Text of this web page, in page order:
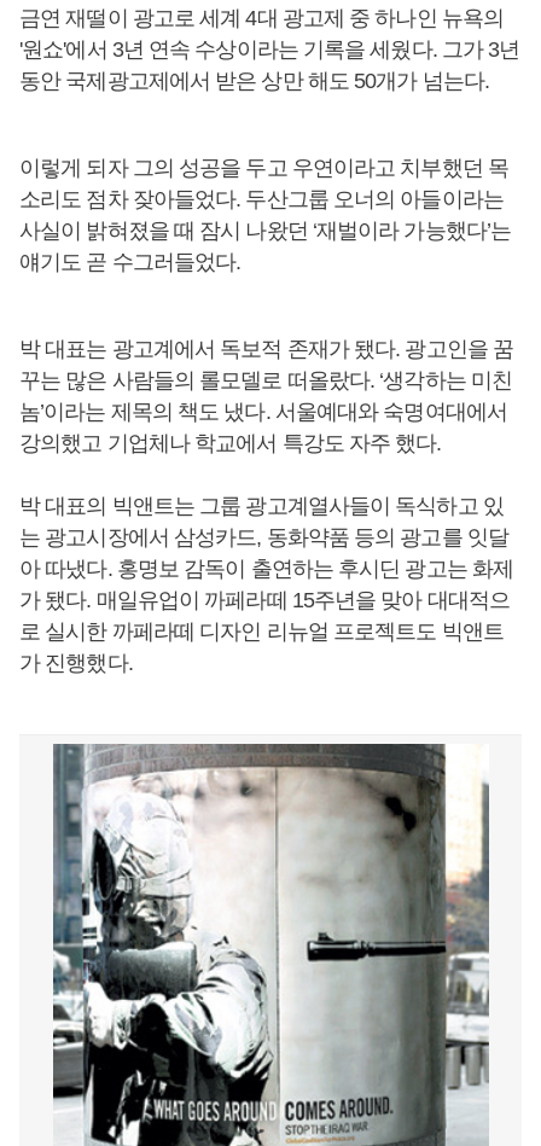
금연 재떨이 광고로 세계 4대 광고제 중 하나인 뉴욕의
'원쇼'에서 3년 연속 수상이라는 기록을 세웠다. 그가 3년
동안 국제광고제에서 받은 상만 해도 50개가 넘는다.
이렇게 되자 그의 성공을 두고 우연이라고 치부했던 목
소리도 점차 잦아들었다. 두산그룹 오너의 아들이라는
사실이 밝혀졌을 때 잠시 나왔던 ‘재벌이라 가능했다’는
얘기도 곧 수그러들었다.
박 대표는 광고계에서 독보적 존재가 됐다. 광고인을 꿈
꾸는 많은 사람들의 롤모델로 떠올랐다. ‘생각하는 미친
놈’이라는 제목의 책도 냈다. 서울예대와 숙명여대에서
강의했고 기업체나 학교에서 특강도 자주 했다.
박 대표의 빅앤트는 그룹 광고계열사들이 독식하고 있
는 광고시장에서 삼성카드, 동화약품 등의 광고를 잇달
아 따냈다. 홍명보 감독이 출연하는 후시딘 광고는 화제
가 됐다. 매일유업이 까페라떼 15주년을 맞아 대대적으
로 실시한 까페라떼 디자인 리뉴얼 프로젝트도 빅앤트
가 진행했다.